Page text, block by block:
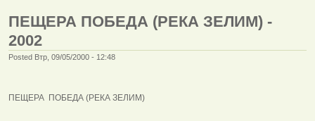
ПЕЩЕРА ПОБЕДА (РЕКА ЗЕЛИМ) -
2002
Posted Втр, 09/05/2000 - 12:48
ПЕЩЕРА ПОБЕДА (РЕКА ЗЕЛИМ)